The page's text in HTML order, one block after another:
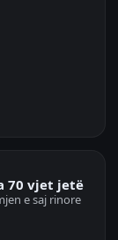
70 vjet jetë
e saj rinore